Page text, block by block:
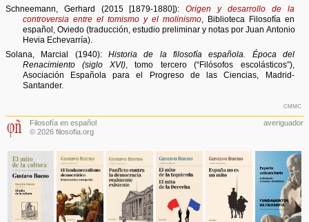
Schneemann, Gerhard (2015 [1879-1880]):Origen y desarrollo de la
controversia entre el tomismo y el molinismo, Biblioteca Filosofía en
español, Oviedo (traducción, estudio preliminar y notas por Juan Antonio
Hevia Echevarría).
Solana, Marcial (1940):Historia de la filosofía española. Época del
Renacimiento (siglo XVI), tomo tercero (“Filósofos escolásticos”),
Asociación Española para el Progreso de las Ciencias, Madrid-
Santander.
cmmc
Filosofía en español
© 2026 filosofia.org
averiguador